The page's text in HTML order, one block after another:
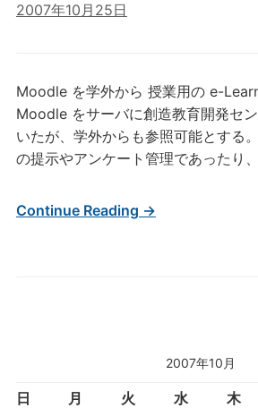
2007年10月
日 月 火 水 木
2007年10月25日
Moodle を学外から 授業用の e-
Moodle をサーバに創造教育開発セ
いたが、学外からも参照可能とする
の提示やアンケート管理であったり
Continue Reading →